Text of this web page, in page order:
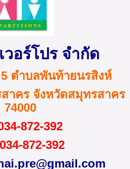
วอร์โปร จำกัด
ตำบลพันท้ายนรสิงห์
สาคร จังหวัดสมุทรสาคร
74000
872-392
872-392